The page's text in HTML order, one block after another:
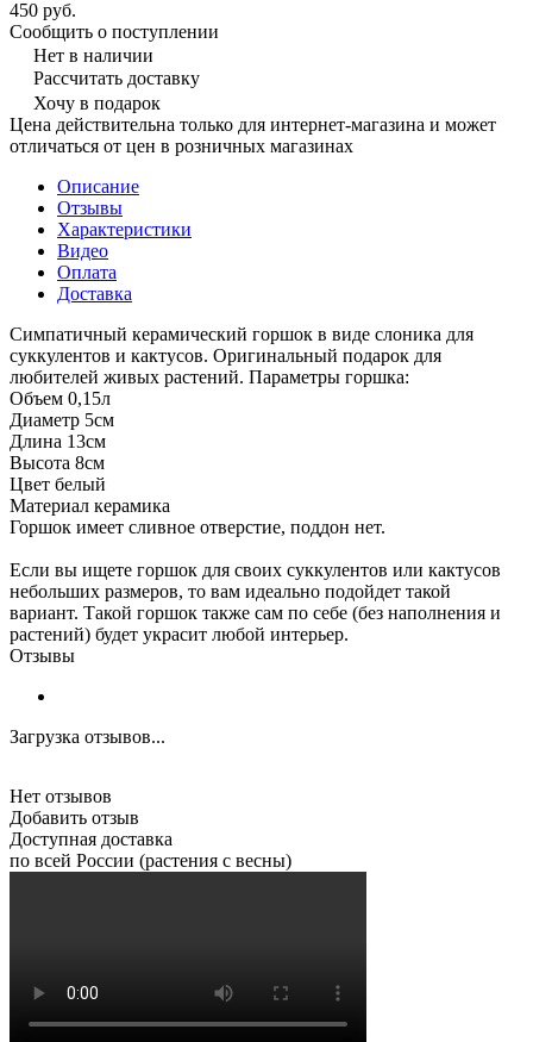
450 руб.
Сообщить о поступлении
Нет в наличии
Рассчитать доставку
Хочу в подарок
Цена действительна только для интернет-магазина и может
отличаться от цен в розничных магазинах
Описание
Отзывы
Характеристики
Видео
Оплата
Доставка
Симпатичный керамический горшок в виде слоника для
суккулентов и кактусов. Оригинальный подарок для
любителей живых растений. Параметры горшка:
Объем 0,15л
Диаметр 5см
Длина 13см
Высота 8см
Цвет белый
Материал керамика
Горшок имеет сливное отверстие, поддон нет.
Если вы ищете горшок для своих суккулентов или кактусов
небольших размеров, то вам идеально подойдет такой
вариант. Такой горшок также сам по себе (без наполнения и
растений) будет украсит любой интерьер.
Отзывы
Загрузка отзывов...
Нет отзывов
Добавить отзыв
Доступная доставка
по всей России (растения с весны)